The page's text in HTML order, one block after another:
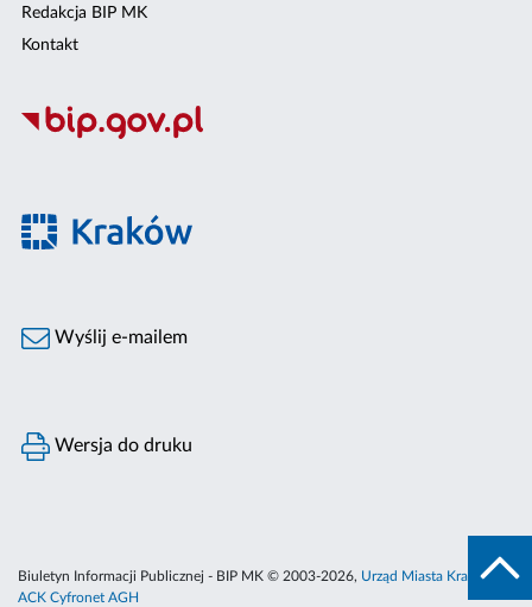
Redakcja BIP MK
Kontakt
Wyślij e-mailem
Wersja do druku
Biuletyn Informacji Publicznej - BIP MK © 2003-2026, Urząd Miasta Krakowa
ACK Cyfronet AGH